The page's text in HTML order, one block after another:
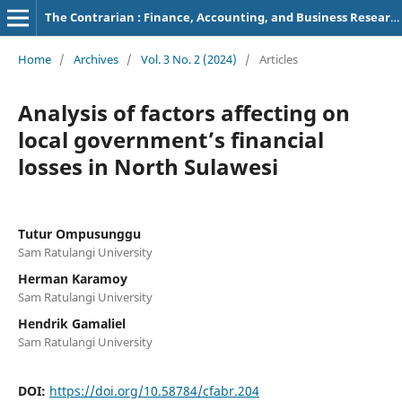
The Contrarian : Finance, Accounting, and Business Research
Home / Archives / Vol. 3 No. 2 (2024) / Articles
Analysis of factors affecting on
local government’s financial
losses in North Sulawesi
Tutur Ompusunggu
Sam Ratulangi University
Herman Karamoy
Sam Ratulangi University
Hendrik Gamaliel
Sam Ratulangi University
DOI: https://doi.org/10.58784/cfabr.204